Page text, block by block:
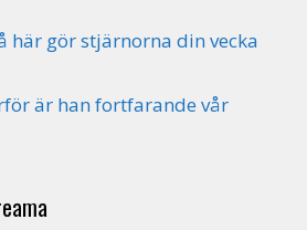
här gör stjärnorna din vecka
är han fortfarande vår